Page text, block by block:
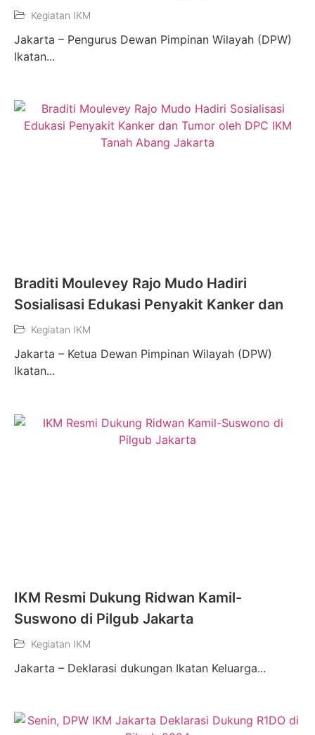
Kegiatan IKM
Jakarta – Pengurus Dewan Pimpinan Wilayah (DPW)
Ikatan...
Braditi Moulevey Rajo Mudo Hadiri
Sosialisasi Edukasi Penyakit Kanker dan
Kegiatan IKM
Jakarta – Ketua Dewan Pimpinan Wilayah (DPW)
Ikatan...
IKM Resmi Dukung Ridwan Kamil-
Suswono di Pilgub Jakarta
Kegiatan IKM
Jakarta – Deklarasi dukungan Ikatan Keluarga...